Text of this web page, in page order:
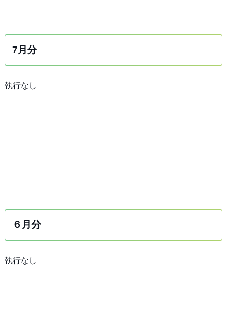
7月分
執行なし
６月分
執行なし